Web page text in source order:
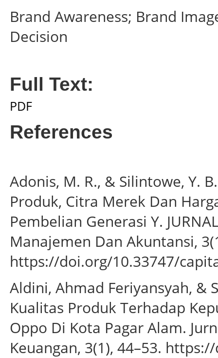
Brand Awareness; Brand
Decision
Full Text:
PDF
References
Adonis, M. R., & Silintowe, Y.
Produk, Citra Merek Dan
Pembelian Generasi Y.
Manajemen Dan Akuntansi,
https://doi.org/10.33747/
Aldini, Ahmad Feriyansyah, &
Kualitas Produk Terhadap
Oppo Di Kota Pagar Alam.
Keuangan, 3(1), 44–53.